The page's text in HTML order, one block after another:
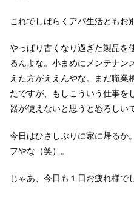
これでしばらくアパ生活ともお
やっぱり古くなり過ぎた製品を
るんよな。小まめにメンテナン
えた方がええんやな。まだ職業
たですが、もしこういう仕事を
器が使えないと思うと恐ろしい
今日はひさしぶりに家に帰るか
フやな（笑）。
じゃあ、今日も１日お疲れ様で